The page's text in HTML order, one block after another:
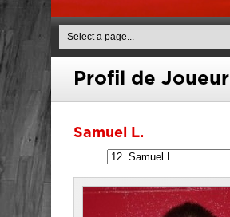
Profil de Joueur
Samuel L.